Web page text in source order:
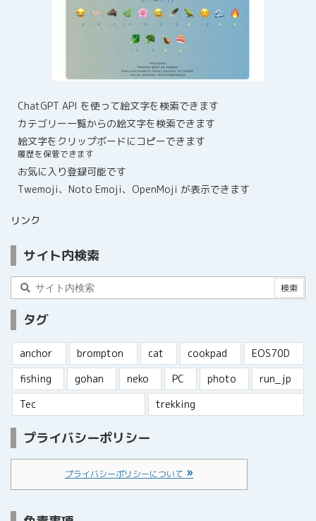
ChatGPT API を使って絵文字を検索できます
カテゴリー一覧からの絵文字を検索できます
絵文字をクリップボードにコピーできます
履歴を保管できます
お気に入り登録可能です
Twemoji、Noto Emoji、OpenMoji が表示できます
リンク
サイト内検索
タグ
anchor brompton cat cookpad
EOS70D
fishing
gohan neko PC photo
run_jp
Tec
trekking
プライバシーポリシー
プライバシーポリシーについて